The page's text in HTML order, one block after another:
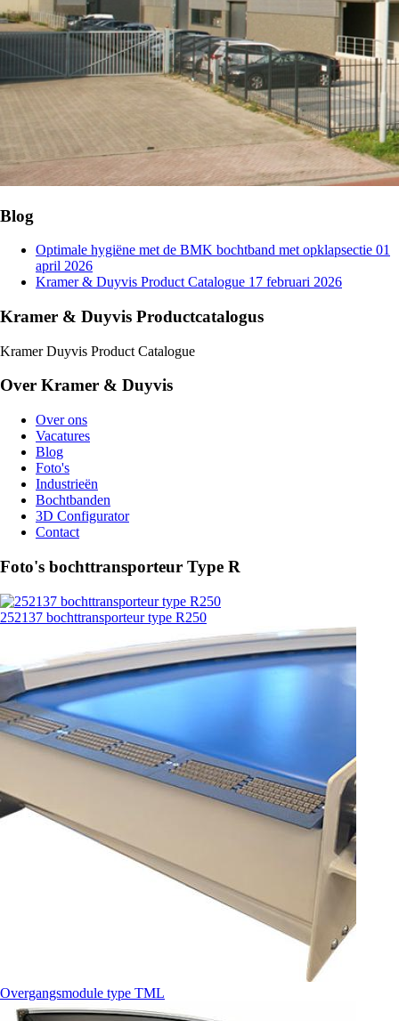
Blog
Optimale hygiëne met de BMK bochtband met opklapsectie 01
april 2026
Kramer & Duyvis Product Catalogue 17 februari 2026
Kramer & Duyvis Productcatalogus
Kramer Duyvis Product Catalogue
Over Kramer & Duyvis
Over ons
Vacatures
Blog
Foto's
Industrieën
Bochtbanden
3D Configurator
Contact
Foto's bochttransporteur Type R
252137 bochttransporteur type R250
Overgangsmodule type TML